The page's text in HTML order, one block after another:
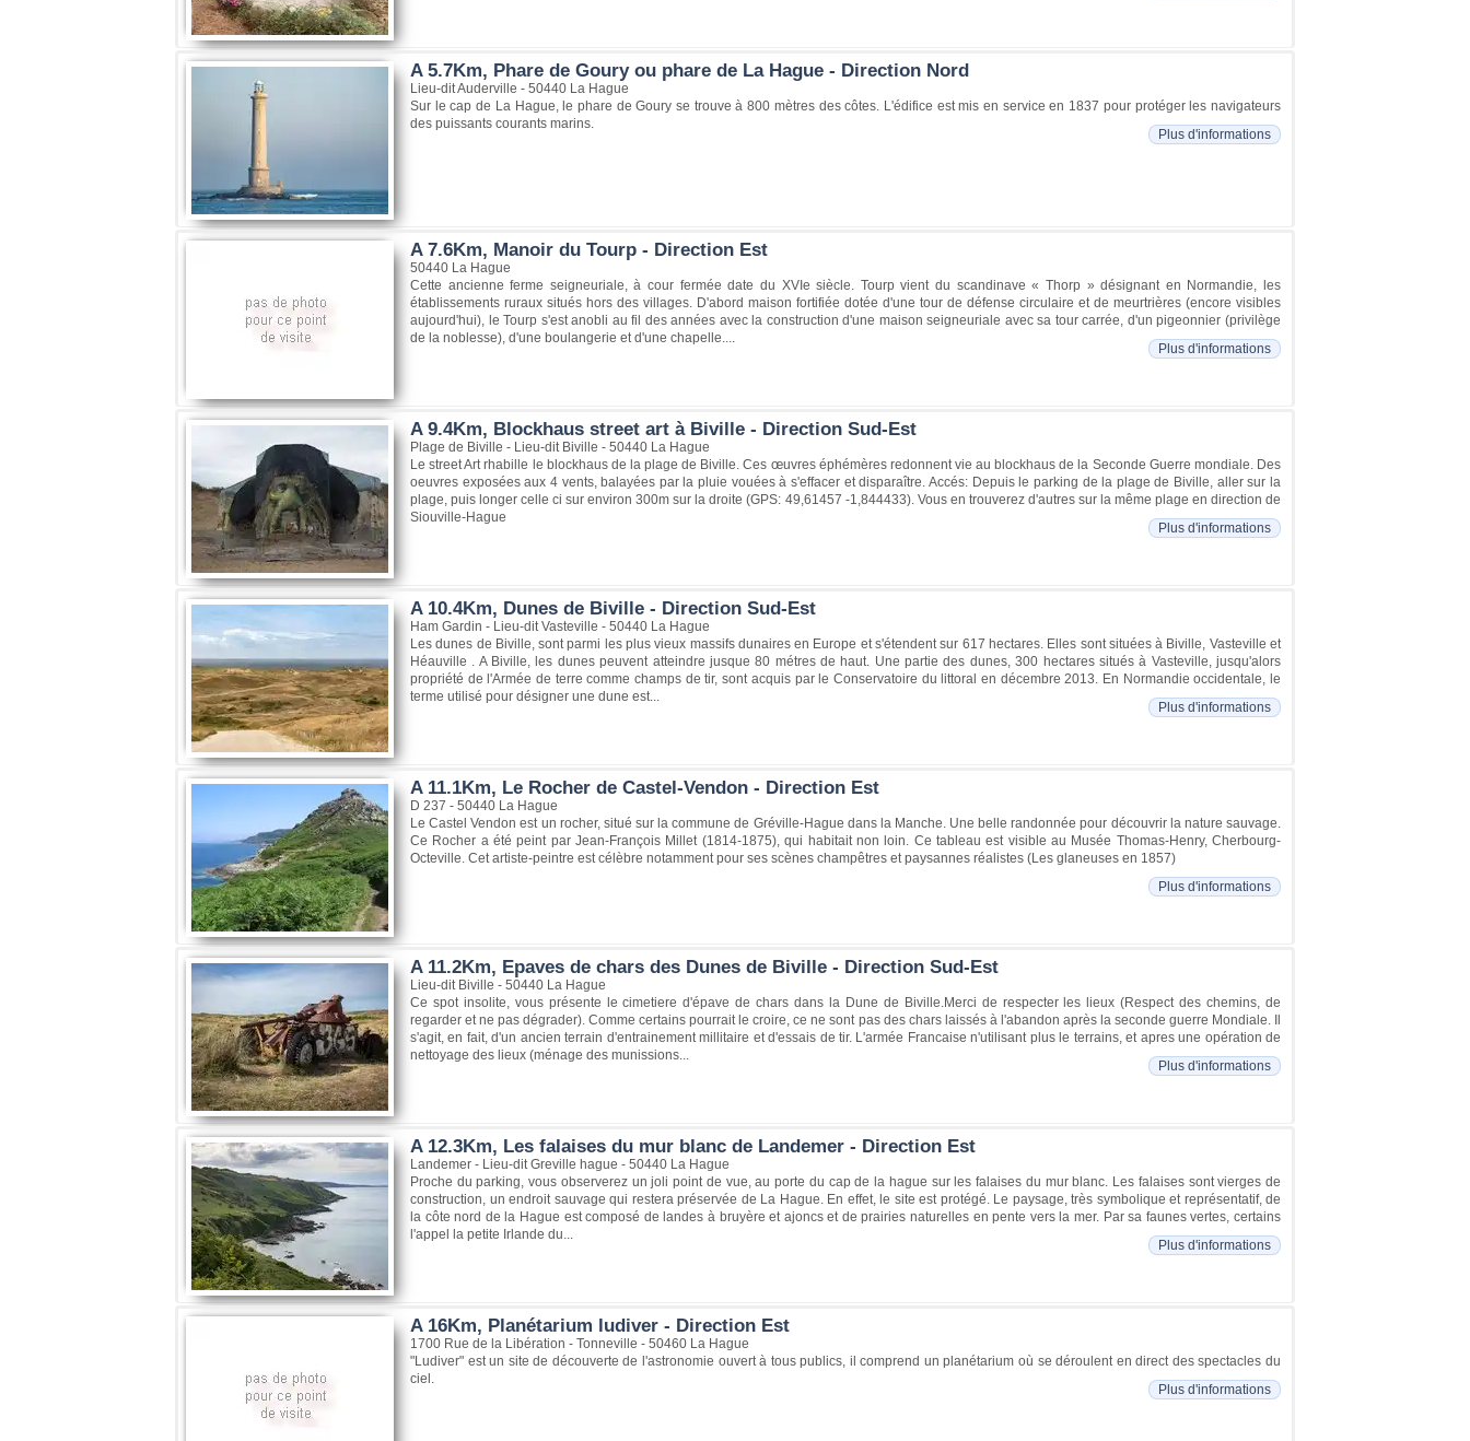
A 5.7Km, Phare de Goury ou phare de La Hague - Direction Nord
Lieu-dit Auderville - 50440 La Hague
Sur le cap de La Hague, le phare de Goury se trouve à 800 mètres des côtes. L'édifice est mis en service en 1837 pour protéger les navigateurs
des puissants courants marins.
Plus d'informations
A 7.6Km, Manoir du Tourp - Direction Est
50440 La Hague
Cette ancienne ferme seigneuriale, à cour fermée date du XVIe siècle. Tourp vient du scandinave « Thorp » désignant en Normandie, les
établissements ruraux situés hors des villages. D'abord maison fortifiée dotée d'une tour de défense circulaire et de meurtrières (encore visibles
aujourd'hui), le Tourp s'est anobli au fil des années avec la construction d'une maison seigneuriale avec sa tour carrée, d'un pigeonnier (privilège
de la noblesse), d'une boulangerie et d'une chapelle....
Plus d'informations
A 9.4Km, Blockhaus street art à Biville - Direction Sud-Est
Plage de Biville - Lieu-dit Biville - 50440 La Hague
Le street Art rhabille le blockhaus de la plage de Biville. Ces œuvres éphémères redonnent vie au blockhaus de la Seconde Guerre mondiale. Des
oeuvres exposées aux 4 vents, balayées par la pluie vouées à s'effacer et disparaître. Accés: Depuis le parking de la plage de Biville, aller sur la
plage, puis longer celle ci sur environ 300m sur la droite (GPS: 49,61457 -1,844433). Vous en trouverez d'autres sur la même plage en direction de
Siouville-Hague
Plus d'informations
A 10.4Km, Dunes de Biville - Direction Sud-Est
Ham Gardin - Lieu-dit Vasteville - 50440 La Hague
Les dunes de Biville, sont parmi les plus vieux massifs dunaires en Europe et s'étendent sur 617 hectares. Elles sont situées à Biville, Vasteville et
Héauville . A Biville, les dunes peuvent atteindre jusque 80 métres de haut. Une partie des dunes, 300 hectares situés à Vasteville, jusqu'alors
propriété de l'Armée de terre comme champs de tir, sont acquis par le Conservatoire du littoral en décembre 2013. En Normandie occidentale, le
terme utilisé pour désigner une dune est...
Plus d'informations
A 11.1Km, Le Rocher de Castel-Vendon - Direction Est
D 237 - 50440 La Hague
Le Castel Vendon est un rocher, situé sur la commune de Gréville-Hague dans la Manche. Une belle randonnée pour découvrir la nature sauvage.
Ce Rocher a été peint par Jean-François Millet (1814-1875), qui habitait non loin. Ce tableau est visible au Musée Thomas-Henry, Cherbourg-
Octeville. Cet artiste-peintre est célèbre notamment pour ses scènes champêtres et paysannes réalistes (Les glaneuses en 1857)
Plus d'informations
A 11.2Km, Epaves de chars des Dunes de Biville - Direction Sud-Est
Lieu-dit Biville - 50440 La Hague
Ce spot insolite, vous présente le cimetiere d'épave de chars dans la Dune de Biville.Merci de respecter les lieux (Respect des chemins, de
regarder et ne pas dégrader). Comme certains pourrait le croire, ce ne sont pas des chars laissés à l'abandon après la seconde guerre Mondiale. Il
s'agit, en fait, d'un ancien terrain d'entrainement millitaire et d'essais de tir. L'armée Francaise n'utilisant plus le terrains, et apres une opération de
nettoyage des lieux (ménage des munissions...
Plus d'informations
A 12.3Km, Les falaises du mur blanc de Landemer - Direction Est
Landemer - Lieu-dit Greville hague - 50440 La Hague
Proche du parking, vous observerez un joli point de vue, au porte du cap de la hague sur les falaises du mur blanc. Les falaises sont vierges de
construction, un endroit sauvage qui restera préservée de La Hague. En effet, le site est protégé. Le paysage, très symbolique et représentatif, de
la côte nord de la Hague est composé de landes à bruyère et ajoncs et de prairies naturelles en pente vers la mer. Par sa faunes vertes, certains
l'appel la petite Irlande du...
Plus d'informations
A 16Km, Planétarium ludiver - Direction Est
1700 Rue de la Libération - Tonneville - 50460 La Hague
"Ludiver" est un site de découverte de l'astronomie ouvert à tous publics, il comprend un planétarium où se déroulent en direct des spectacles du
ciel.
Plus d'informations